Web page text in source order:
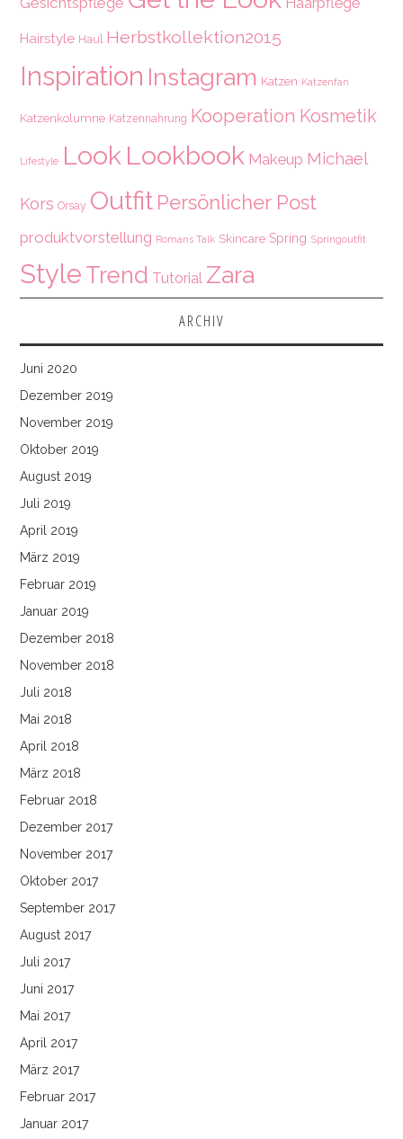
Hairstyle Haul Herbstkollektion2015
Inspiration Instagram Katzen Katzenfan
Katzenkolumne Katzennahrung Kooperation Kosmetik
Lifestyle Look Lookbook Makeup Michael
Kors Orsay Outfit Persönlicher Post
produktvorstellung Romans Talk Skincare Spring Springoutfit
Style Trend Tutorial Zara
ARCHIV
Juni 2020
Dezember 2019
November 2019
Oktober 2019
August 2019
Juli 2019
April 2019
März 2019
Februar 2019
Januar 2019
Dezember 2018
November 2018
Juli 2018
Mai 2018
April 2018
März 2018
Februar 2018
Dezember 2017
November 2017
Oktober 2017
September 2017
August 2017
Juli 2017
Juni 2017
Mai 2017
April 2017
März 2017
Februar 2017
Januar 2017